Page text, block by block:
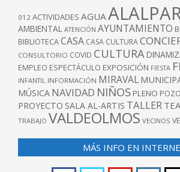
012 ACTIVIDADES AGUA
AMBIENTAL ATENCIÓN AYUNTAMIENTO
BIBLIOTECACASA CASA CULTURA
CONSULTORIO COVID CULTURA
EMPLEO ESPECTÁCULO EXPOSICIÓN FIESTA
INFANTIL INFORMACIÓN MIRAVAL
MÚSICA NAVIDAD NIÑOS PLENO POZO
PROYECTO SALA AL-ARTIS TALLER
TRABAJO VALDEOLMOS VECINOS
MÁS INFO EN